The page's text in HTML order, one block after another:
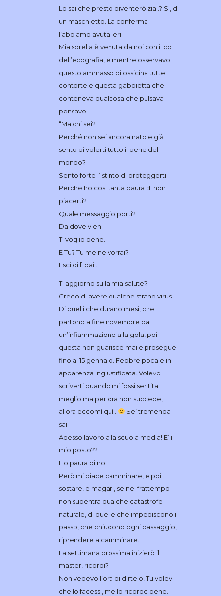
Lo sai che presto diventerò zia..? Si, di
un maschietto. La conferma
l’abbiamo avuta ieri.
Mia sorella è venuta da noi con il cd
dell’ecografia, e mentre osservavo
questo ammasso di ossicina tutte
contorte e questa gabbietta che
conteneva qualcosa che pulsava
pensavo
“Ma chi sei?
Perché non sei ancora nato e già
sento di volerti tutto il bene del
mondo?
Sento forte l’istinto di proteggerti
Perché ho così tanta paura di non
piacerti?
Quale messaggio porti?
Da dove vieni
Ti voglio bene..
E Tu? Tu me ne vorrai?
Esci di lì dai..
Ti aggiorno sulla mia salute?
Credo di avere qualche strano virus…
Di quelli che durano mesi, che
partono a fine novembre da
un’infiammazione alla gola, poi
questa non guarisce mai e prosegue
fino al 15 gennaio. Febbre poca e in
apparenza ingiustificata. Volevo
scriverti quando mi fossi sentita
meglio ma per ora non succede,
allora eccomi qui..
Sei tremenda
sai
Adesso lavoro alla scuola media! E’ il
mio posto??
Ho paura di no.
Però mi piace camminare, e poi
sostare, e magari, se nel frattempo
non subentra qualche catastrofe
naturale, di quelle che impediscono il
passo, che chiudono ogni passaggio,
riprendere a camminare.
La settimana prossima inizierò il
master, ricordi?
Non vedevo l’ora di dirtelo! Tu volevi
che lo facessi, me lo ricordo bene..